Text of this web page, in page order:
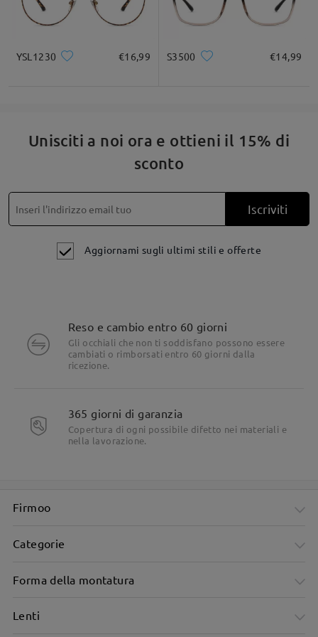
YSL1230 €16,99 S3500 €14,99
Unisciti a noi ora e ottieni il 15% di
sconto
Iscriviti
Aggiornami sugli ultimi stili e offerte
Reso e cambio entro 60 giorni
Gli occhiali che non ti soddisfano possono essere
cambiati o rimborsati entro 60 giorni dalla
ricezione.
365 giorni di garanzia
Copertura di ogni possibile difetto nei materiali e
nella lavorazione.
Firmoo
Categorie
Forma della montatura
Lenti